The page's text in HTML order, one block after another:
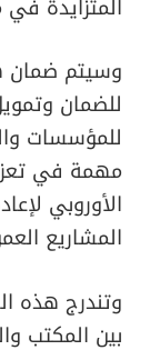
وسيتم ضمان
للضمان
للمؤسسات
مهمة في
الأوروبي
المشاريع
وتندرج هذه
بين المكتب